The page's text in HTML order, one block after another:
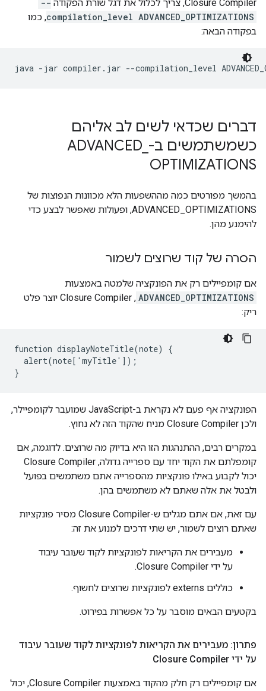
Closure Compiler, צריך לכלול את דגל שורת הפקודה
--
compilation_level ADVANCED_OPTIMIZATIONS, כמו
בפקודה הבאה:
דברים שכדאי לשים לב אליהם
כשמשתמשים ב-ADVANCED
OPTIMIZATIONS
בהמשך מפורטים כמה מההשפעות הלא מכוונות הנפוצות של
ADVANCED_OPTIMIZATIONS, ופעולות שאפשר לבצע כדי
להימנע מהן.
הסרה של קוד שרוצים לשמור
אם קומפיילים רק את הפונקציה שלמטה באמצעות
ADVANCED_OPTIMIZATIONS
, Closure Compiler יוצר פלט
ריק:
function displayNoteTitle(note) {
  alert(note['myTitle']);
}
הפונקציה אף פעם לא נקראת ב-JavaScript שמועבר לקומפיילר,
ולכן Closure Compiler מניח שהקוד הזה לא נחוץ.
במקרים רבים, ההתנהגות הזו היא בדיוק מה שרוצים. לדוגמה, אם
קומפלתם את הקוד יחד עם ספרייה גדולה, Closure Compiler
יכול לקבוע באילו פונקציות מהספרייה אתם משתמשים בפועל
ולבטל את אלה שאתם לא משתמשים בהן.
עם זאת, אם אתם מגלים ש-Closure Compiler מסיר פונקציות
שאתם רוצים לשמור, יש שתי דרכים למנוע את זה:
מעבירים את הקריאות לפונקציות לקוד שעובר עיבוד
על ידי Closure Compiler.
כוללים externs לפונקציות שרוצים לחשוף.
בקטעים הבאים מוסבר על כל אפשרות בפירוט.
פתרון: מעבירים את הקריאות לפונקציות לקוד שעובר עיבוד
על ידי Closure Compiler
אם קומפיילים רק חלק מהקוד באמצעות Closure Compiler, יכול